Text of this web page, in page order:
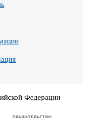
Федерации